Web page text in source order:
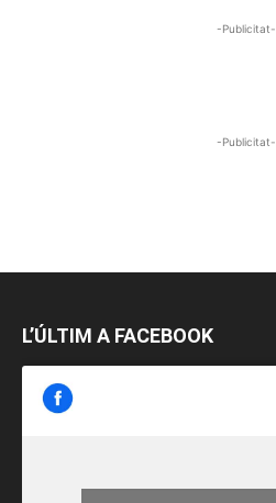
-Publicitat-
-Publicitat-
L’ÚLTIM A FACEBOOK